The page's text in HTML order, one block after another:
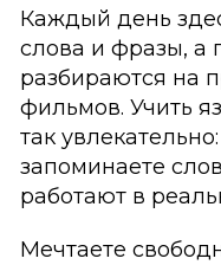
Каждый день
слова и фразы, а
разбираются на
фильмов. Учить
так
запоминаете
работают в
Мечтаете